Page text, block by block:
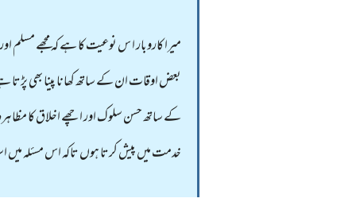
میرا کاروبار ا س نوعیت کا ہے کہ مجھے مسلم
بعض اوقات ان کے ساتھ کھانا پینا بھی
کے ساتھ حسن سلوک اور اچھے اخلاق کا
خدمت میں پیش کرتا ہوں تاکہ اس مسئلہ میں